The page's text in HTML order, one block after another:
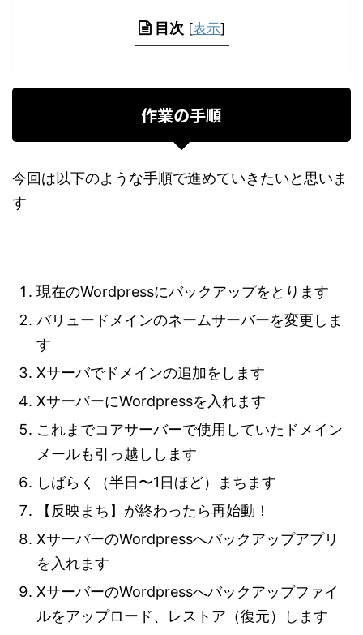
目次 [表示]
作業の手順
今回は以下のような手順で進めていきたいと思いま
す
現在のWordpressにバックアップをとります
バリュードメインのネームサーバーを変更しま
す
Xサーバでドメインの追加をします
XサーバーにWordpressを入れます
これまでコアサーバーで使用していたドメイン
メールも引っ越しします
しばらく（半日〜1日ほど）まちます
【反映まち】が終わったら再始動！
XサーバーのWordpressへバックアップアプリ
を入れます
XサーバーのWordpressへバックアップファイ
ルをアップロード、レストア（復元）します